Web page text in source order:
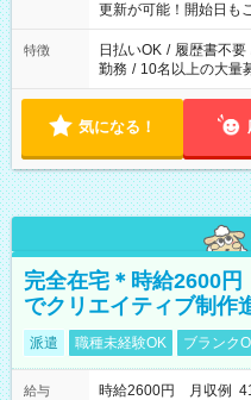
更新が可能！開始日も
特徴 日払いOK / 履歴書不要
勤務 / 10名以上の大量
気になる！
完全在宅＊時給2600
でクリエイティブ制作
派遣 職種未経験OK ブランク
給与
時給2600円 月収例